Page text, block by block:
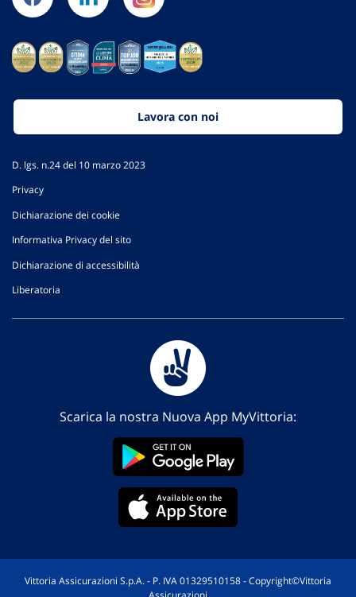
Lavora con noi
D. lgs. n.24 del 10 marzo 2023
Privacy
Dichiarazione dei cookie
Informativa Privacy del sito
Dichiarazione di accessibilità
Liberatoria
Scarica la nostra Nuova App MyVittoria:
Vittoria Assicurazioni S.p.A. - P. IVA 01329510158 - Copyright©Vittoria